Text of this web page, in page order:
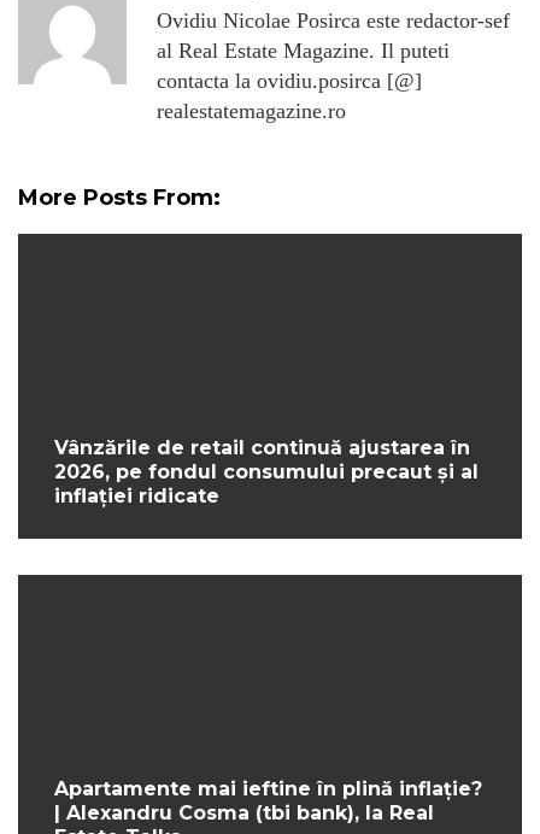
Ovidiu Nicolae Posirca este redactor-sef
al Real Estate Magazine. Il puteti
contacta la ovidiu.posirca [@]
realestatemagazine.ro
More Posts From:
Vânzările de retail continuă ajustarea în
2026, pe fondul consumului precaut și al
inflației ridicate
Apartamente mai ieftine în plină inflație?
| Alexandru Cosma (tbi bank), la Real